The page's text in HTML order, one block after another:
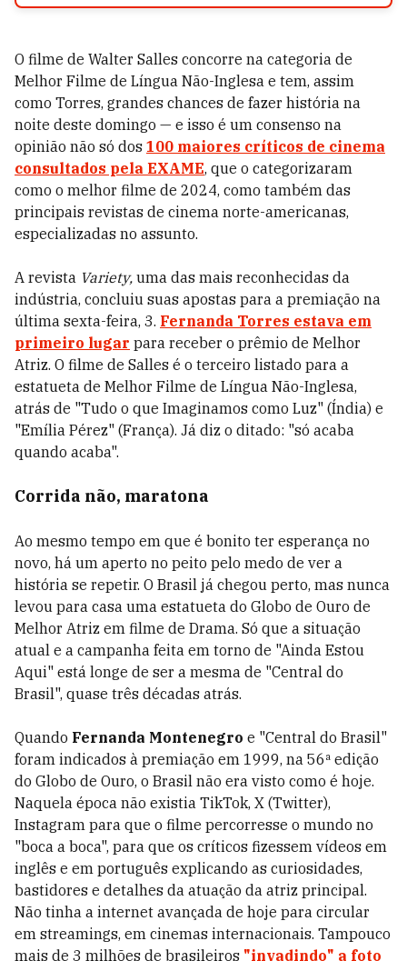
O filme de Walter Salles concorre na categoria de
Melhor Filme de Língua Não-Inglesa e tem, assim
como Torres, grandes chances de fazer história na
noite deste domingo — e isso é um consenso na
opinião não só dos 100 maiores críticos de cinema
consultados pela EXAME, que o categorizaram
como o melhor filme de 2024, como também das
principais revistas de cinema norte-americanas,
especializadas no assunto.
A revista Variety, uma das mais reconhecidas da
indústria, concluiu suas apostas para a premiação na
última sexta-feira, 3. Fernanda Torres estava em
primeiro lugar para receber o prêmio de Melhor
Atriz. O filme de Salles é o terceiro listado para a
estatueta de Melhor Filme de Língua Não-Inglesa,
atrás de "Tudo o que Imaginamos como Luz" (Índia) e
"Emília Pérez" (França). Já diz o ditado: "só acaba
quando acaba".
Corrida não, maratona
Ao mesmo tempo em que é bonito ter esperança no
novo, há um aperto no peito pelo medo de ver a
história se repetir. O Brasil já chegou perto, mas nunca
levou para casa uma estatueta do Globo de Ouro de
Melhor Atriz em filme de Drama. Só que a situação
atual e a campanha feita em torno de "Ainda Estou
Aqui" está longe de ser a mesma de "Central do
Brasil", quase três décadas atrás.
Quando Fernanda Montenegro e "Central do Brasil"
foram indicados à premiação em 1999, na 56ª edição
do Globo de Ouro, o Brasil não era visto como é hoje.
Naquela época não existia TikTok, X (Twitter),
Instagram para que o filme percorresse o mundo no
"boca a boca", para que os críticos fizessem vídeos em
inglês e em português explicando as curiosidades,
bastidores e detalhes da atuação da atriz principal.
Não tinha a internet avançada de hoje para circular
em streamings, em cinemas internacionais. Tampouco
mais de 3 milhões de brasileiros "invadindo" a foto